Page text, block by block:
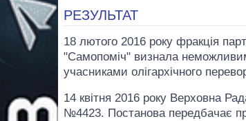
РЕЗУЛЬТАТ
18 лютого 2016 року фракція
"Самопоміч" визнала
учасниками олігархічного
14 квітня 2016 року Верховна
№4423. Постанова передбачає